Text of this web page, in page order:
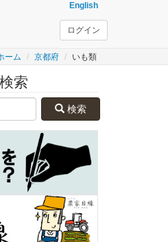
English
ログイン
ーム 京都府 いも類
索
検索